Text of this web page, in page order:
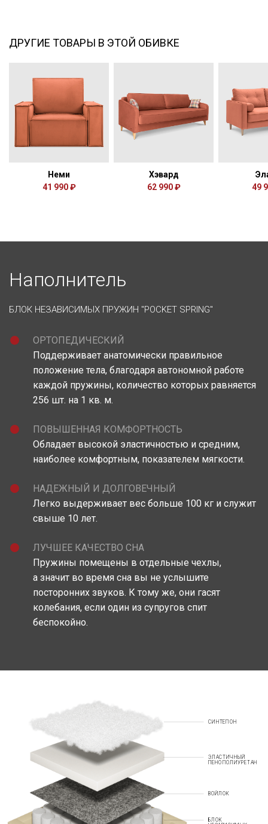
ДРУГИЕ ТОВАРЫ В ЭТОЙ ОБИВКЕ
Неми
41 990 ₽
Хэвард
62 990 ₽
49
Наполнитель
БЛОК НЕЗАВИСИМЫХ ПРУЖИН "POCKET SPRING"
ОРТОПЕДИЧЕСКИЙ
Поддерживает анатомически правильное
положение тела, благодаря автономной работе
каждой пружины, количество которых равняется
256 шт. на 1 кв. м.
ПОВЫШЕННАЯ КОМФОРТНОСТЬ
Обладает высокой эластичностью и средним,
наиболее комфортным, показателем мягкости.
НАДЕЖНЫЙ И ДОЛГОВЕЧНЫЙ
Легко выдерживает вес больше 100 кг и служит
свыше 10 лет.
ЛУЧШЕЕ КАЧЕСТВО СНА
Пружины помещены в отдельные чехлы,
а значит во время сна вы не услышите
посторонних звуков. К тому же, они гасят
колебания, если один из супругов спит
беспокойно.
СИНТЕПОН
ЭЛАСТИЧНЫЙ
ПЕНОПОЛИУРЕТАН
ВОЙЛОК
БЛОК